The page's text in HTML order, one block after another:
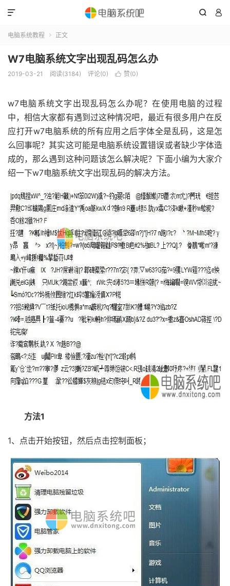
 

电脑系统教程  正文
W7电脑系统文字出现乱码怎么办
2019-03-21 阅读(3184) 评论(0)  赞(0)
w7电脑系统文字出现乱码怎么办呢？在使用电脑的过程
中，相信大家都有遇到过这种情况吧，最近有很多用户在反
应打开w7电脑系统的所有应用之后字体全是乱码，这是怎
么回事呢？其实这可能是电脑系统设置错误或者缺少字体造
成的，那么遇到这种问题该怎么解决呢？下面小编为大家介
绍一下w7电脑系统文字出现乱码的解决方法。
方法1
1、点击开始按钮，然后点击控制面板；